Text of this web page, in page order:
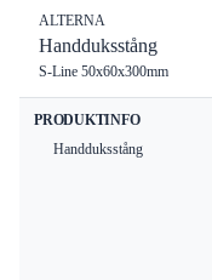
ALTERNA
Handduksstång
S-Line 50x60x300mm
PRODUKTINFO
Handduksstång